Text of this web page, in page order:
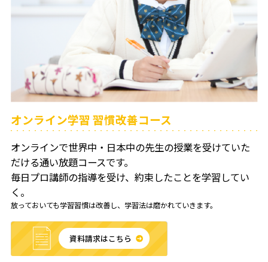
オンライン学習 習慣改善コース
オンラインで世界中・日本中の先生の授業を受けていた
だける通い放題コースです。
毎日プロ講師の指導を受け、約束したことを学習してい
く。
放っておいても学習習慣は改善し、学習法は磨かれていきます。
資料請求はこちら